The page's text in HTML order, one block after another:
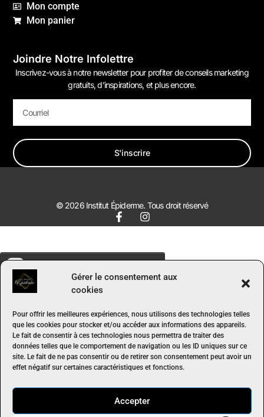
Gérer le consentement aux
cookies
Pour offrir les meilleures expériences, nous utilisons des technologies telles
que les cookies pour stocker et/ou accéder aux informations des appareils.
Le fait de consentir à ces technologies nous permettra de traiter des
données telles que le comportement de navigation ou les ID uniques sur ce
site. Le fait de ne pas consentir ou de retirer son consentement peut avoir un
effet négatif sur certaines caractéristiques et fonctions.
Accepter
Mon compte
Mon panier
Joindre Notre Infolettre
Inscrivez-vous à notre newsletter pour profiter de conseils marketing
gratuits, d’inspirations, et plus encore.
S'inscrire
© 2026 Institut Épiderme. Tous droit réservé